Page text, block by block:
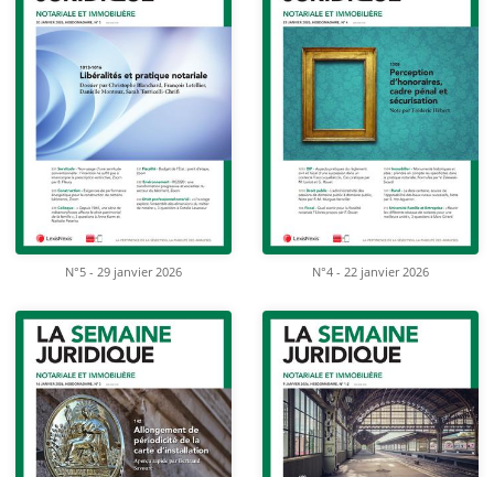
N°5 - 29 janvier 2026 N°4 - 22 janvier 2026